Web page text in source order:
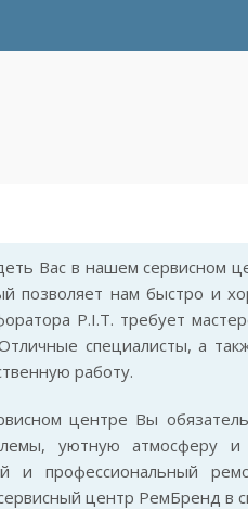
Вас в нашем сервисном
позволяет нам быстро и
P.I.T. требует
специалисты, а
работу.
центре Вы
уютную атмосферу
и профессиональный
центр РемБренд в